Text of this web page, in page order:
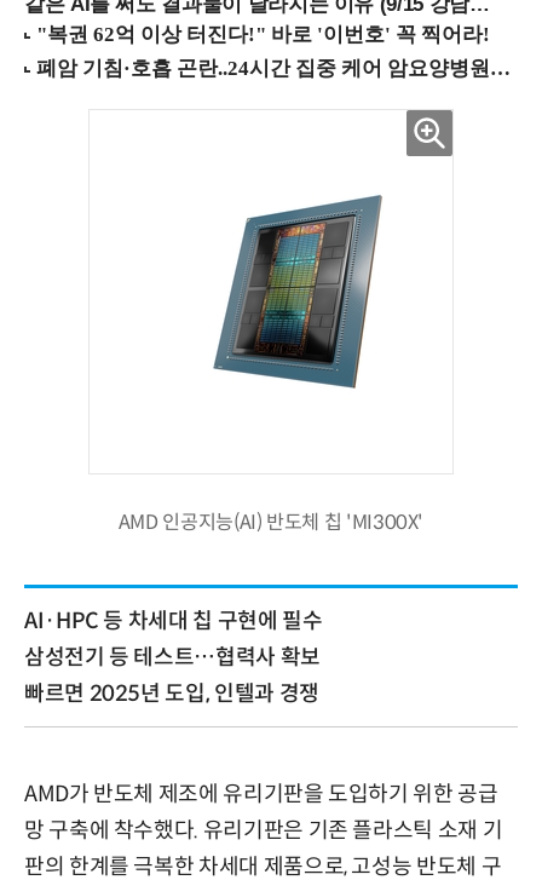
AMD 인공지능(AI) 반도체 칩 'MI300X'
AI·HPC 등 차세대 칩 구현에 필수
삼성전기 등 테스트…협력사 확보
빠르면 2025년 도입, 인텔과 경쟁
AMD가 반도체 제조에 유리기판을 도입하기 위한 공급
망 구축에 착수했다. 유리기판은 기존 플라스틱 소재 기
판의 한계를 극복한 차세대 제품으로, 고성능 반도체 구